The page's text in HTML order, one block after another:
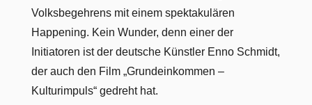
Volksbegehrens mit einem spektakulären
Happening. Kein Wunder, denn einer der
Initiatoren ist der deutsche Künstler Enno Schmidt,
der auch den Film „Grundeinkommen –
Kulturimpuls“ gedreht hat.